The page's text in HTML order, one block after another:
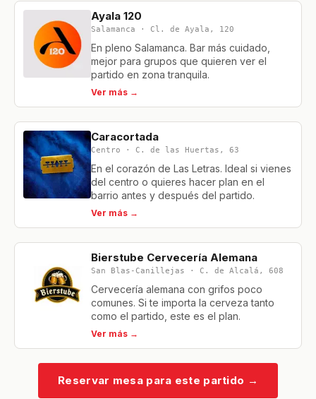
Ayala 120
Salamanca · Cl. de Ayala, 120
En pleno Salamanca. Bar más cuidado,
mejor para grupos que quieren ver el
partido en zona tranquila.
Ver más →
Caracortada
Centro · C. de las Huertas, 63
En el corazón de Las Letras. Ideal si vienes
del centro o quieres hacer plan en el
barrio antes y después del partido.
Ver más →
Bierstube Cervecería Alemana
San Blas-Canillejas · C. de Alcalá, 608
Cervecería alemana con grifos poco
comunes. Si te importa la cerveza tanto
como el partido, este es el plan.
Ver más →
Reservar mesa para este partido →